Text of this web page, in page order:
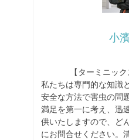
小
【ターミニッ
私たちは専門的な知識
安全な方法で害虫の問
満足を第一に考え、迅
供いたしますので、ど
にお問合せください。